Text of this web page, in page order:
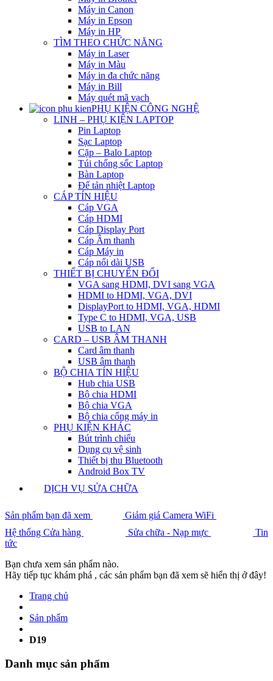
Máy in Canon
Máy in Epson
Máy in HP
TÌM THEO CHỨC NĂNG
Máy in Laser
Máy in Màu
Máy in đa chức năng
Máy in Bill
Máy quét mã vạch
PHỤ KIỆN CÔNG NGHỆ
LINH – PHỤ KIỆN LAPTOP
Pin Laptop
Sạc Laptop
Cặp – Balo Laptop
Túi chống sốc Laptop
Bàn Laptop
Đế tản nhiệt Laptop
CÁP TÍN HIỆU
Cáp VGA
Cáp HDMI
Cáp Display Port
Cáp Âm thanh
Cáp Máy in
Cáp nối dài USB
THIẾT BỊ CHUYỂN ĐỔI
VGA sang HDMI, DVI sang VGA
HDMI to HDMI, VGA, DVI
DisplayPort to HDMI, VGA, HDMI
Type C to HDMI, VGA, USB
USB to LAN
CARD – USB ÂM THANH
Card âm thanh
USB âm thanh
BỘ CHIA TÍN HIỆU
Hub chia USB
Bộ chia HDMI
Bộ chia VGA
Bộ chia cổng máy in
PHỤ KIỆN KHÁC
Bút trình chiếu
Dụng cụ vệ sinh
Thiết bị thu Bluetooth
Android Box TV
DỊCH VỤ SỬA CHỮA
Sản phẩm bạn đã xem
Giảm giá Camera WiFi
Hệ thống Cửa hàng
Sửa chữa - Nạp mực
Tin
tức
Bạn chưa xem sản phẩm nào.
Hãy tiếp tục khám phá , các sản phẩm bạn đã xem sẽ hiển thị ở đây!
Trang chủ
Sản phẩm
D19
Danh mục sản phẩm